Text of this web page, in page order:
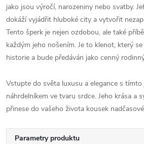
jako jsou výročí, narozeniny nebo svatby.
dokáží vyjádřit hluboké city a vytvořit
Tento šperk je nejen ozdobou, ale také
každým jeho nošením. Je to klenot, který
historie a bude předáván jako cenný
Vstupte do světa luxusu a elegance s
náhrdelníkem ve tvaru srdce. Jeho krása a
přinese do vašeho života kousek
Parametry produktu